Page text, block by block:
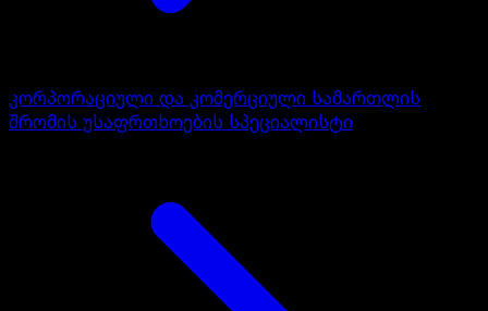
კორპორაციული და კომერციული სამართლის
შრომის უსაფრთხოების სპეციალისტი